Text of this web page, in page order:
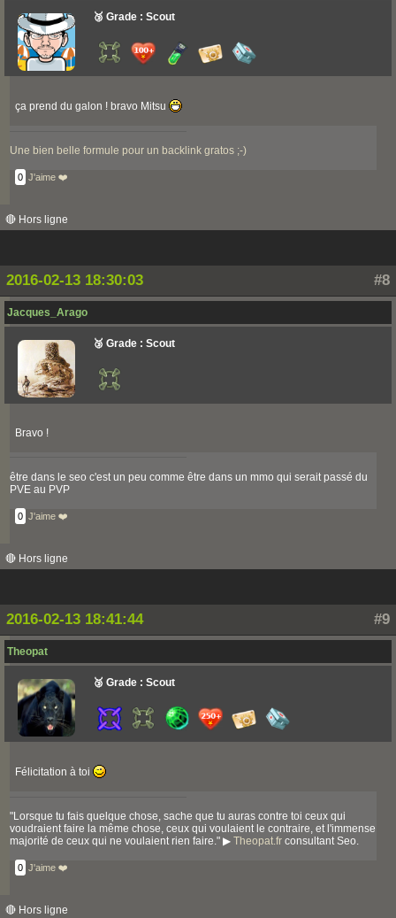
🥉 Grade : Scout
ça prend du galon ! bravo Mitsu
Une bien belle formule pour un backlink gratos ;-)
0 J'aime ❤️
🔴 Hors ligne
#8
2016-02-13 18:30:03
Jacques_Arago
🥉 Grade : Scout
Bravo !
être dans le seo c'est un peu comme être dans un mmo qui serait passé du
PVE au PVP
0 J'aime ❤️
🔴 Hors ligne
#9
2016-02-13 18:41:44
Theopat
🥉 Grade : Scout
Félicitation à toi
"Lorsque tu fais quelque chose, sache que tu auras contre toi ceux qui
voudraient faire la même chose, ceux qui voulaient le contraire, et l'immense
majorité de ceux qui ne voulaient rien faire." ▶ Theopat.fr consultant Seo.
0 J'aime ❤️
🔴 Hors ligne